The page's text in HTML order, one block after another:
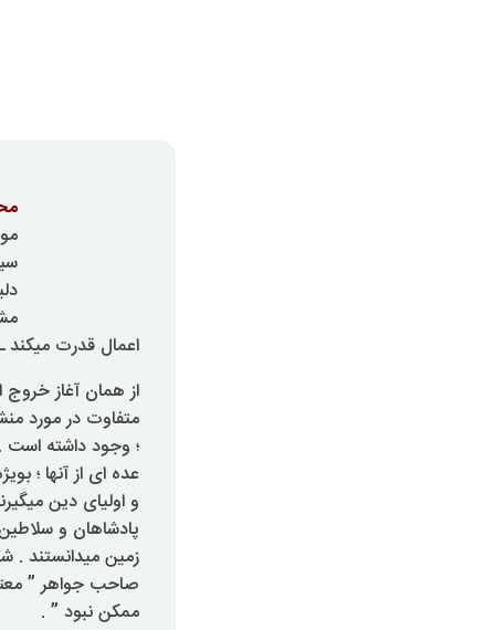
اعمال قدرت
از همان آغاز خروج
متفاوت در مورد
؛ وجود داشته است .
عده ای از آنها ؛
و اولیای دین
پادشاهان و
زمین میدانستند
صاحب جواهر ”
ممکن نبود ” .